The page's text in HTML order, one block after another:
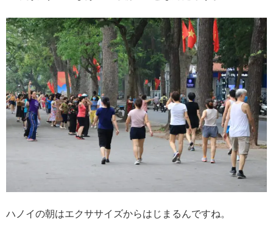
ハノイの朝はエクササイズからはじまるんですね。